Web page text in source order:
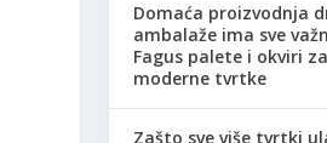
Domaća proizvodnja
ambalaže ima sve
Fagus palete i okviri
moderne tvrtke
Zašto sve više tvrtki